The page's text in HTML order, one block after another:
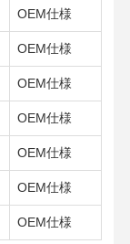
OEM仕様
OEM仕様
OEM仕様
OEM仕様
OEM仕様
OEM仕様
OEM仕様